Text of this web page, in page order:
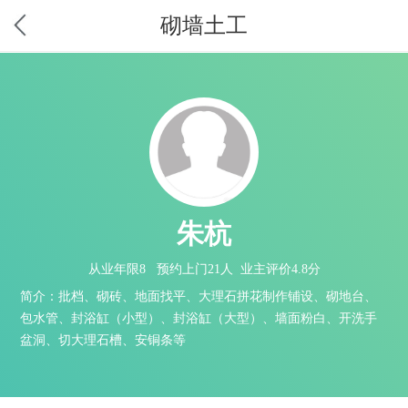
砌墙土工
朱杭
从业年限8 预约上门21人 业主评价4.8分
简介：批档、砌砖、地面找平、大理石拼花制作铺设、砌地台、
包水管、封浴缸（小型）、封浴缸（大型）、墙面粉白、开洗手
盆洞、切大理石槽、安铜条等